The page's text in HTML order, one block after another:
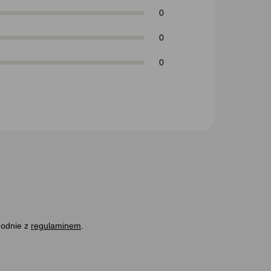
0
0
0
z regulaminem